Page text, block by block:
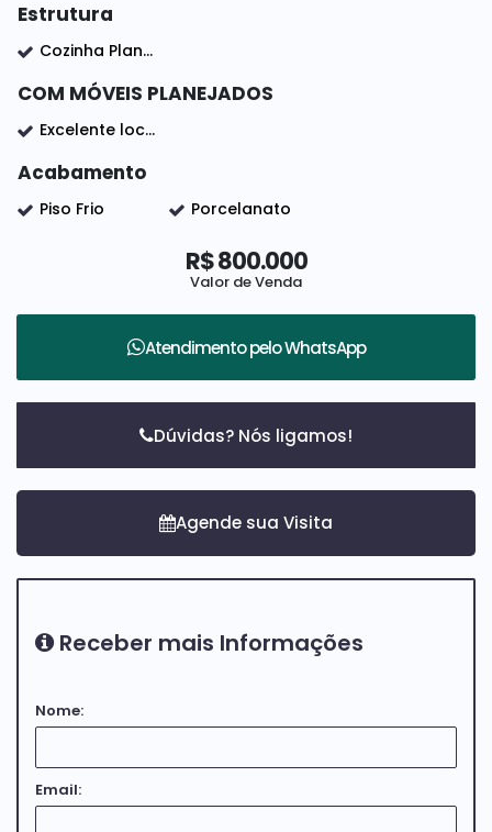
Estrutura
Cozinha Planejada
COM MÓVEIS PLANEJADOS
Excelente localização
Acabamento
Piso Frio Porcelanato
R$800.000
Valor de Venda
Atendimento peloWhatsApp
Dúvidas? Nós ligamos!
Receber mais Informações
Nome:
Email: